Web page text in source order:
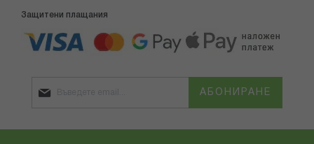
Защитени плащания
АБОНИРАНЕ